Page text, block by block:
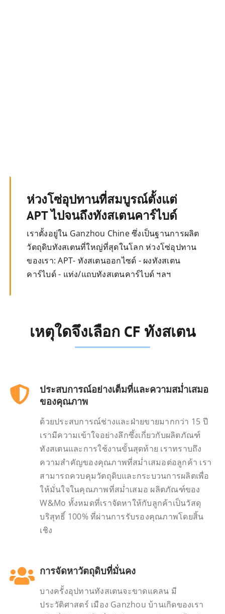
ห่วงโซ่อุปทานที่สมบูรณ์ตั้งแต่
APT ไปจนถึงทังสเตนคาร์ไบด์
เราตั้งอยู่ใน Ganzhou Chine ซึ่งเป็นฐานการผลิต
วัตถุดิบทังสเตนที่ใหญ่ที่สุดในโลก ห่วงโซ่อุปทาน
ของเรา: APT- ทังสเตนออกไซด์ - ผงทังสเตน
คาร์ไบด์ - แท่ง/แถบทังสเตนคาร์ไบด์ ฯลฯ
เหตุใดจึงเลือก CF ทังสเตน
ประสบการณ์อย่างเต็มที่และความสม่ำเสมอ
ของคุณภาพ
ด้วยประสบการณ์ช่างและฝ่ายขายมากกว่า 15 ปี
เรามีความเข้าใจอย่างลึกซึ้งเกี่ยวกับผลิตภัณฑ์
ทังสเตนและการใช้งานขั้นสุดท้าย เราทราบถึง
ความสำคัญของคุณภาพที่สม่ำเสมอต่อลูกค้า เรา
สามารถควบคุมวัตถุดิบและกระบวนการผลิตเพื่อ
ให้มั่นใจในคุณภาพที่สม่ำเสมอ ผลิตภัณฑ์ของ
W&Mo ทั้งหมดที่เราจัดหาให้กับลูกค้าเป็นวัสดุ
บริสุทธิ์ 100% ที่ผ่านการรับรองคุณภาพโดยสิ้น
เชิง
การจัดหาวัตถุดิบที่มั่นคง
บางครั้งอุปทานทังสเตนจะขาดแคลน มี
ประวัติศาสตร์ เมือง Ganzhou บ้านเกิดของเรา